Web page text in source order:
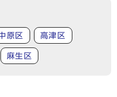
原区 高津区
麻生区